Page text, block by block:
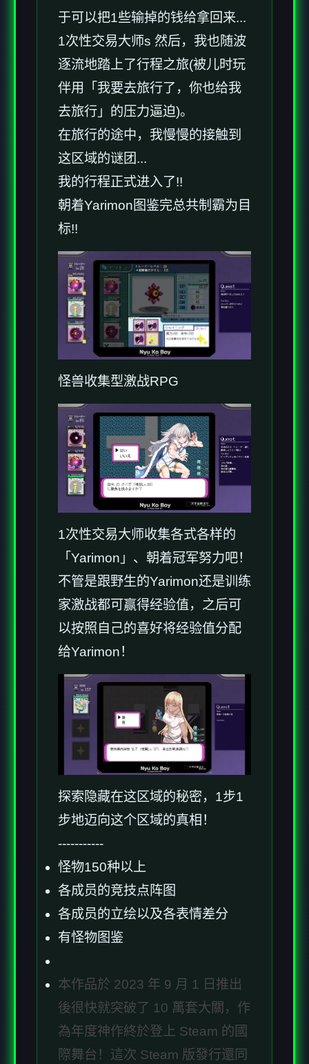
于可以把1些输掉的钱给拿回来...
1次性交易大师s 然后，我也随波
逐流地踏上了行程之旅(被儿时玩
伴用「我要去旅行了，你也给我
去旅行」的压力逼迫)。
在旅行的途中，我慢慢的接触到
这区域的谜团...
我的行程正式进入了!!
朝着Yarimon图鉴完总共制霸为目
标!!
怪兽收集型激战RPG
1次性交易大师收集各式各样的
「Yarimon」、朝着冠军努力吧！
不管是跟野生的Yarimon还是训练
家激战都可赢得经验值，之后可
以按照自己的喜好将经验值分配
给Yarimon！
探索隐藏在这区域的秘密，1步1
步地迈向这个区域的真相！
-----------
怪物150种以上
各成员的竞技点阵图
各成员的立绘以及各表情差分
有怪物图鉴
本作品於 2023 年 9 月 1 日推出
後很快就突破了 10 萬套大關，作
為年度神作終於登上 Steam 的國
際舞台！這次 Steam 版發行還同